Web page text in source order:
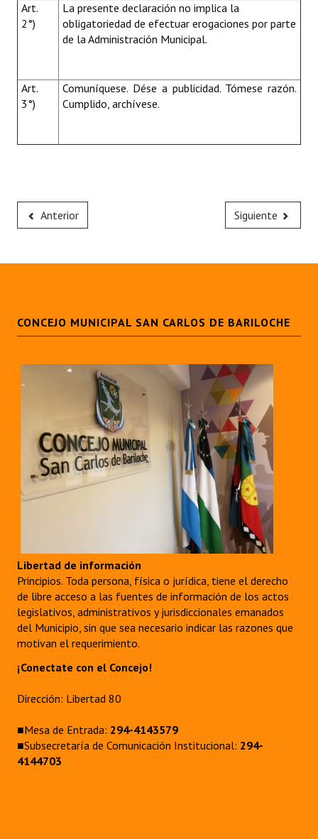
Art.
2°)
La presente declaración no implica la
obligatoriedad de efectuar erogaciones por parte
de la Administración Municipal.
Art.
3°)
Comuníquese. Dése a publicidad. Tómese razón.
Cumplido, archívese.
Anterior Siguiente
CONCEJO MUNICIPAL SAN CARLOS DE BARILOCHE
Libertad de información
Principios. Toda persona, física o jurídica, tiene el derecho
de libre acceso a las fuentes de información de los actos
legislativos, administrativos y jurisdiccionales emanados
del Municipio, sin que sea necesario indicar las razones que
motivan el requerimiento.
¡Conectate con el Concejo!
Dirección: Libertad 80
■Mesa de Entrada: 294-4143579
■Subsecretaría de Comunicación Institucional: 294-
4144703